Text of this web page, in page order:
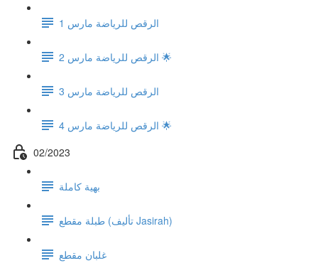
الرقص للرياضة مارس 1
الرقص للرياضة مارس 2 🌟
الرقص للرياضة مارس 3
الرقص للرياضة مارس 4 🌟
02/2023
بهية كاملة
طبلة مقطع (تأليف Jasirah)
غلبان مقطع